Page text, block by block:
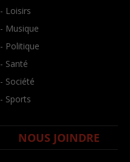
- Loisirs
- Musique
- Politique
- Santé
- Société
- Sports
NOUS JOINDRE